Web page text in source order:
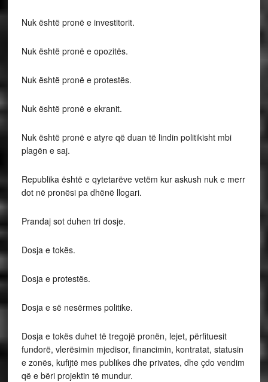
Nuk është pronë e investitorit.
Nuk është pronë e opozitës.
Nuk është pronë e protestës.
Nuk është pronë e ekranit.
Nuk është pronë e atyre që duan të lindin politikisht mbi
plagën e saj.
Republika është e qytetarëve vetëm kur askush nuk e merr
dot në pronësi pa dhënë llogari.
Prandaj sot duhen tri dosje.
Dosja e tokës.
Dosja e protestës.
Dosja e së nesërmes politike.
Dosja e tokës duhet të tregojë pronën, lejet, përfituesit
fundorë, vlerësimin mjedisor, financimin, kontratat, statusin
e zonës, kufijtë mes publikes dhe privates, dhe çdo vendim
që e bëri projektin të mundur.